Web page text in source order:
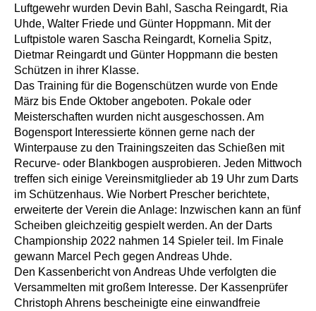
Luftgewehr wurden Devin Bahl, Sascha Reingardt, Ria
Uhde, Walter Friede und Günter Hoppmann. Mit der
Luftpistole waren Sascha Reingardt, Kornelia Spitz,
Dietmar Reingardt und Günter Hoppmann die besten
Schützen in ihrer Klasse.
Das Training für die Bogenschützen wurde von Ende
März bis Ende Oktober angeboten. Pokale oder
Meisterschaften wurden nicht ausgeschossen. Am
Bogensport Interessierte können gerne nach der
Winterpause zu den Trainingszeiten das Schießen mit
Recurve‐ oder Blankbogen ausprobieren. Jeden Mittwoch
treffen sich einige Vereinsmitglieder ab 19 Uhr zum Darts
im Schützenhaus. Wie Norbert Prescher berichtete,
erweiterte der Verein die Anlage: Inzwischen kann an fünf
Scheiben gleichzeitig gespielt werden. An der Darts
Championship 2022 nahmen 14 Spieler teil. Im Finale
gewann Marcel Pech gegen Andreas Uhde.
Den Kassenbericht von Andreas Uhde verfolgten die
Versammelten mit großem Interesse. Der Kassenprüfer
Christoph Ahrens bescheinigte eine einwandfreie